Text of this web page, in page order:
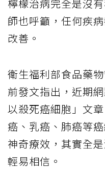
檸檬治病完全是沒
師也呼籲，任何疾
改善。
衛生福利部食品藥
前發文指出，近期
以殺死癌細胞」文
癌、乳癌、肺癌等
神奇療效，其實全
輕易相信。